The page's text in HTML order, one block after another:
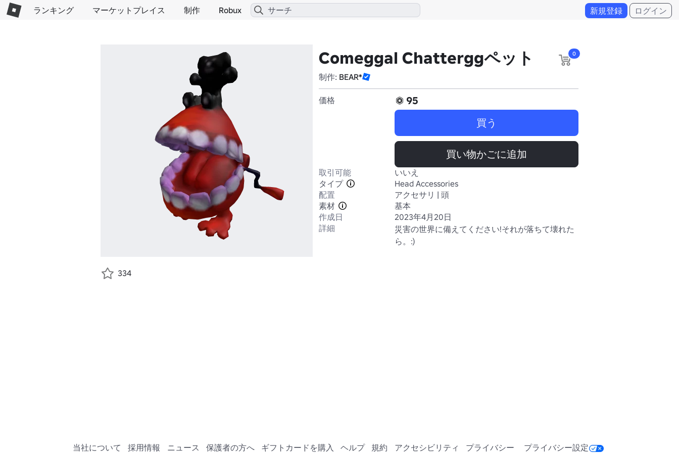
ランキング マーケットプレイス 制作 Robux 新規登録 ログイン
Comeggal Chatterggペット
制作: BEAR*
0
価格
95
買う
買い物かごに追加
取引可能
いいえ
タイプ
Head Accessories
配置
アクセサリ | 頭
素材
基本
作成日
2023年4月20日
詳細
災害の世界に備えてください!それが落ちて壊れた
ら。:)
334
当社について 採用情報 ニュース 保護者の方へ ギフトカードを購入 ヘルプ 規約 アクセシビリティ プライバシー プライバシー設定